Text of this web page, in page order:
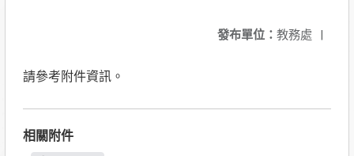
發布單位： 教務處 |
請參考附件資訊。
相關附件